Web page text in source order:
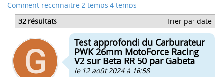
Comment reconnaitre 2 temps 4 temps
Fonctionnement d'un carburateur 4 temps
Préparation moteurs 4 temps 50cc
Bougie noir sur 4 temps
Debride un 125 4 temp
32 résultats Trier par date
Test approfondi du Carburateur
PWK 26mm MotoForce Racing
V2 sur Beta RR 50 par Gabeta
le 12 août 2024 à 16:58